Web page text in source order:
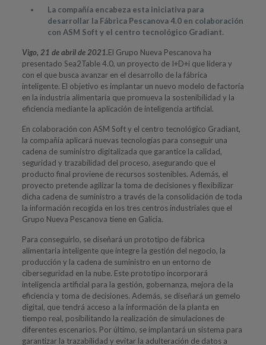
La compañía encabeza esta iniciativa para
desarrollar la Fábrica Pescanova 4.0 en colaboración
con ASM Soft y el centro tecnológico Gradiant.
Vigo, 21 de abril de 2021.El Grupo Nueva Pescanova ha
presentado Sea2Table 4.0, un proyecto de I+D+i que lidera y
con el que busca avanzar en el desarrollo de la fábrica
inteligente. El objetivo es implantar un nuevo modelo de factoría
en la industria alimentaria que promueva la sostenibilidad y la
eficiencia mediante la aplicación de inteligencia artificial.
En colaboración con ASM Soft y el centro tecnológico Gradiant,
la compañía aplicará nuevas tecnologías para conseguir una
cadena de suministro digitalizada que garantice la calidad,
seguridad y trazabilidad del proceso, asegurando que el
producto final proviene de recursos sostenibles. Además, el
proyecto pretende agilizar la toma de decisiones y flexibilizar
dicha cadena de suministro a través de la consolidación de toda
la información recogida en los tres centros industriales que el
Grupo Nueva Pescanova tiene en Galicia.
Para conseguirlo, se diseñará un prototipo de fábrica
alimentaria inteligente que integre la gestión del negocio, la
producción y la cadena de suministro en un entorno de
ciberseguridad en la nube. Este prototipo incorporará
inteligencia artificial para la gestión, gobernanza, mejora de la
eficiencia y toma de decisiones. Además, se diseñará un gemelo
digital, que tendrá acceso a la información de la planta en
tiempo real, posibilitando la realización de simulaciones de
diferentes escenarios. Por último, se implantará un sistema para
garantizar la trazabilidad y evitar la adulteración de datos a